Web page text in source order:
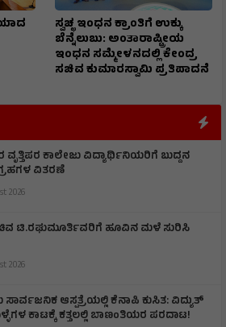
ಸ್ವಚ್ಛ ಇಂಧನ ಕ್ರಾಂತಿಗೆ ಉಕ್ಕು
ಬೆನ್ನೆಲುಬು: ಅಂತಾರಾಷ್ಟ್ರೀಯ
ಇಂಧನ ಸಮ್ಮೇಳನದಲ್ಲಿ ಕೇಂದ್ರ
ಸಚಿವ ಕುಮಾರಸ್ವಾಮಿ ಪ್ರತಿಪಾದನೆ
ಕಾಲೇಜು ವಿದ್ಯಾರ್ಥಿನಿಯರಿಗೆ ಬುದ್ದನ
ವಿತರಣೆ
2026
ಟಿ.ರಘುಮೂರ್ತಿವರಿಗೆ ಹೂವಿನ ಮಳೆ ಸುರಿಸಿ
2026
ಆಸ್ಪತ್ರೆಯಲ್ಲಿ ಕೆನಾಪಿ ಕುಸಿತ: ವಿದ್ಯುತ್‌
ಕಾಟಕ್ಕೆ ಕತ್ತಲಲ್ಲಿ ಬಾಣಂತಿಯರ ಪರದಾಟ!